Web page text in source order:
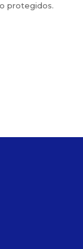
protegidos.